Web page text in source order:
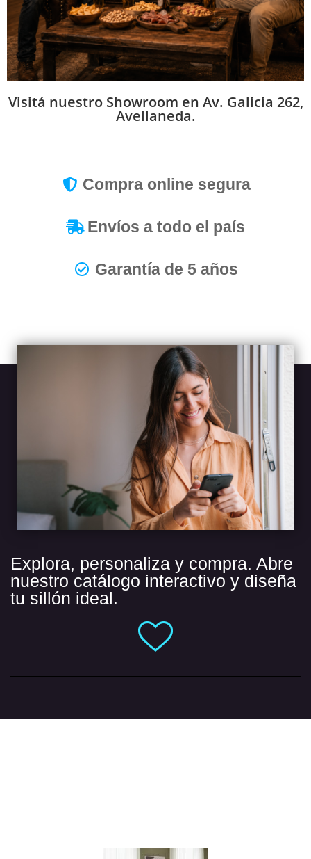
Visitá nuestro Showroom en Av. Galicia 262,
Avellaneda.
Compra online segura
Envíos a todo el país
Garantía de 5 años
Explora, personaliza y compra. Abre
nuestro catálogo interactivo y diseña
tu sillón ideal.